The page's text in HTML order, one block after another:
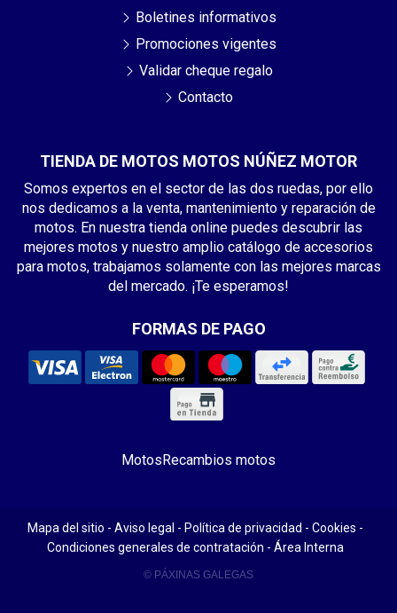
TIENDA DE MOTOS MOTOS NÚÑEZ MOTOR
Somos expertos en el sector de las dos ruedas, por ello
nos dedicamos a la venta, mantenimiento y reparación de
motos. En nuestra tienda online puedes descubrir las
mejores motos y nuestro amplio catálogo de accesorios
para motos, trabajamos solamente con las mejores marcas
del mercado. ¡Te esperamos!
FORMAS DE PAGO
Boletines informativos
Promociones vigentes
Validar cheque regalo
Contacto
MotosRecambios motos
Mapa del sitio - Aviso legal - Política de privacidad - Cookies -
Condiciones generales de contratación - Área Interna
© PÁXINAS GALEGAS